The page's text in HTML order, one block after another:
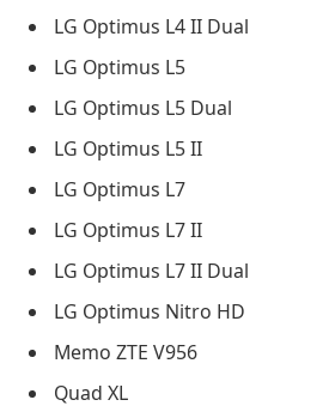
LG Optimus L4 II Dual
LG Optimus L5
LG Optimus L5 Dual
LG Optimus L5 II
LG Optimus L7
LG Optimus L7 II
LG Optimus L7 II Dual
LG Optimus Nitro HD
Memo ZTE V956
Quad XL